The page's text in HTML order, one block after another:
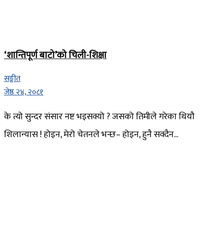
‘शान्तिपूर्ण बाटो’को चिली-शिक्षा
सङ्गीत
जेष्ठ २४, २०८१
के त्यो सुन्दर संसार नष्ट भइसक्यो ? जसको तिमीले गरेका थियौ
शिलान्यास ! होइन, मेरो चेतनले भन्छ– होइन, हुनै सक्दैन...